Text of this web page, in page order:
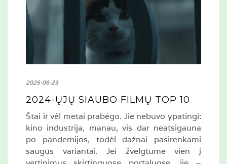
2025-06-23
2024-ŲJŲ SIAUBO FILMŲ TOP 10
Štai ir vėl metai prabėgo. Jie nebuvo ypatingi:
kino industrija, manau, vis dar neatsigauna
po pandemijos, todėl dažnai pasirenkami
saugūs variantai. Jei žvelgtume vien į